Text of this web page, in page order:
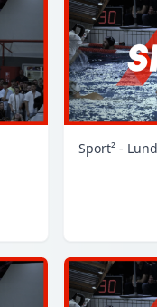
Sport² -